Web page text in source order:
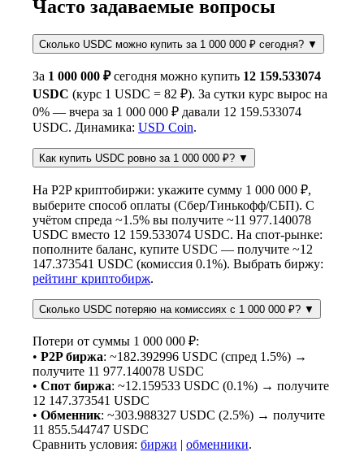
Часто задаваемые вопросы
Сколько USDC можно купить за 1 000 000 ₽ сегодня? ▼
За 1 000 000 ₽сегодня можно купить 12 159.533074
USDC (курс 1 USDC = 82 ₽). За сутки курс вырос на
0% — вчера за 1 000 000 ₽ давали 12 159.533074
USDC. Динамика: USD Coin.
Как купить USDC ровно за 1 000 000 ₽? ▼
На P2P криптобиржи: укажите сумму 1 000 000 ₽,
выберите способ оплаты (Сбер/Тинькофф/СБП). С
учётом спреда ~1.5% вы получите ~11 977.140078
USDC вместо 12 159.533074 USDC. На спот-рынке:
пополните баланс, купите USDC — получите ~12
147.373541 USDC (комиссия 0.1%). Выбрать биржу:
рейтинг криптобирж.
Сколько USDC потеряю на комиссиях с 1 000 000 ₽? ▼
Потери от суммы 1 000 000 ₽:
• P2P биржа: ~182.392996 USDC (спред 1.5%) →
получите 11 977.140078 USDC
• Спот биржа: ~12.159533 USDC (0.1%) → получите
12 147.373541 USDC
• Обменник: ~303.988327 USDC (2.5%) → получите
11 855.544747 USDC
Сравнить условия: биржи | обменники.